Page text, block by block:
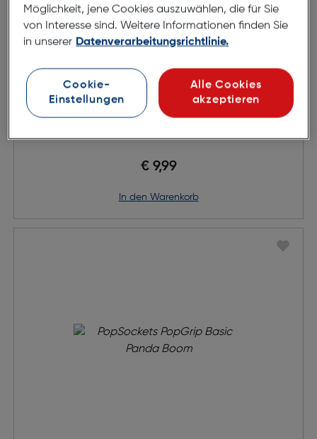
PopSockets PopGrip Plant Tortuga
€ 9,99
in den Warenkorb
Möglichkeit, jene Cookies auszuwählen, die für Sie
von Interesse sind. Weitere Informationen finden Sie
in unserer Datenverarbeitungsrichtlinie.
Cookie-
Einstellungen
Alle Cookies
akzeptieren